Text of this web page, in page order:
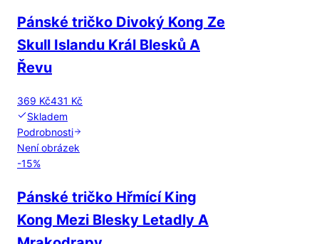
Pánské tričko Divoký Kong Ze
Skull Islandu Král Blesků A
Řevu
369 Kč431 Kč
Skladem
Podrobnosti
Není obrázek
-15%
Pánské tričko Hřmící King
Kong Mezi Blesky Letadly A